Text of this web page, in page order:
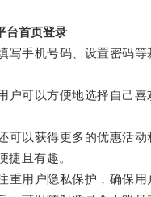
台首页登录
手机号码、设置密码等
可以方便地选择自己喜
以获得更多的优惠活动
捷且有趣。
用户隐私保护，确保用